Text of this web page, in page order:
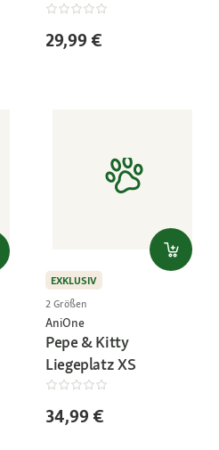
29,99 €
EXKLUSIV
2 Größen
AniOne
Pepe & Kitty
Liegeplatz XS
34,99 €